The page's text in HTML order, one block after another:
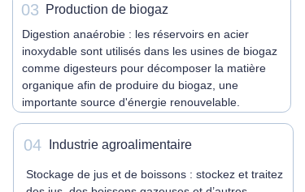
03 Production de biogaz
Digestion anaérobie : les réservoirs en acier
inoxydable sont utilisés dans les usines de biogaz
comme digesteurs pour décomposer la matière
organique afin de produire du biogaz, une
importante source d'énergie renouvelable.
04 Industrie agroalimentaire
Stockage de jus et de boissons : stockez et traitez